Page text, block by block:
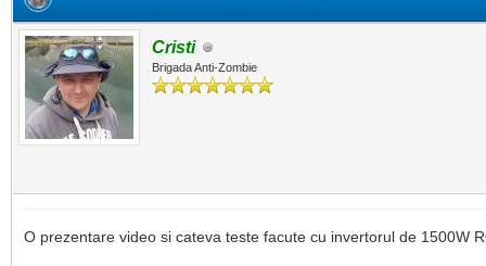
Cristi
Brigada Anti-Zombie
O prezentare video si cateva teste facute cu invertorul de 1500W